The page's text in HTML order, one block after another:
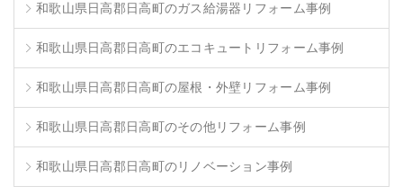
和歌山県日高郡日高町のガス給湯器リフォーム事例
和歌山県日高郡日高町のエコキュートリフォーム事例
和歌山県日高郡日高町の屋根・外壁リフォーム事例
和歌山県日高郡日高町のその他リフォーム事例
和歌山県日高郡日高町のリノベーション事例